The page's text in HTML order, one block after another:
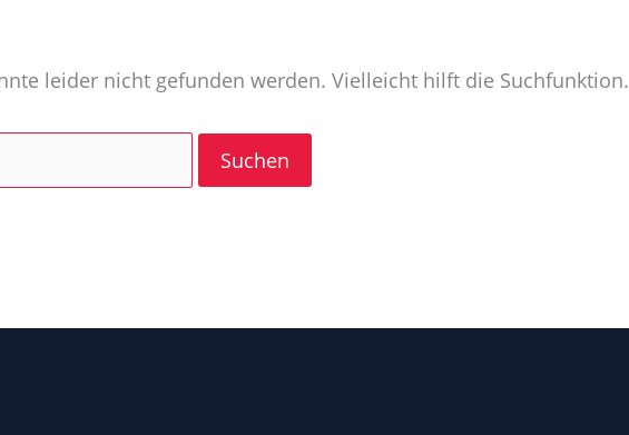
leider nicht gefunden werden. Vielleicht hilft die Suchfunktion.